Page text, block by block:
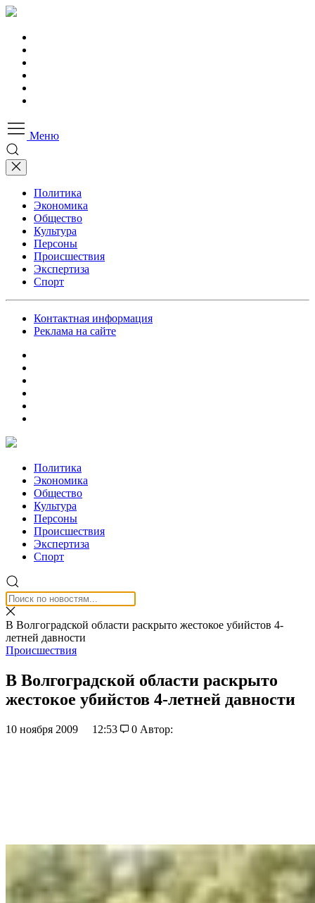
Меню
Политика
Экономика
Общество
Культура
Персоны
Происшествия
Экспертиза
Спорт
Контактная информация
Реклама на сайте
Политика
Экономика
Общество
Культура
Персоны
Происшествия
Экспертиза
Спорт
В Волгоградской области раскрыто жестокое убийстов 4-
летней давности
Происшествия
В Волгоградской области раскрыто
жестокое убийстов 4-летней давности
10 ноября 2009 12:53 0 Автор: